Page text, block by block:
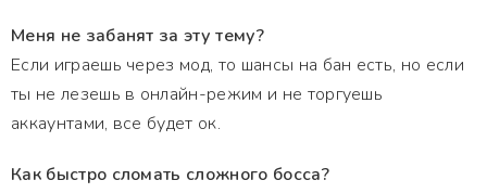
Меня не забанят за эту тему?
Если играешь через мод, то шансы на бан есть, но если
ты не лезешь в онлайн-режим и не торгуешь
аккаунтами, все будет ок.
Как быстро сломать сложного босса?